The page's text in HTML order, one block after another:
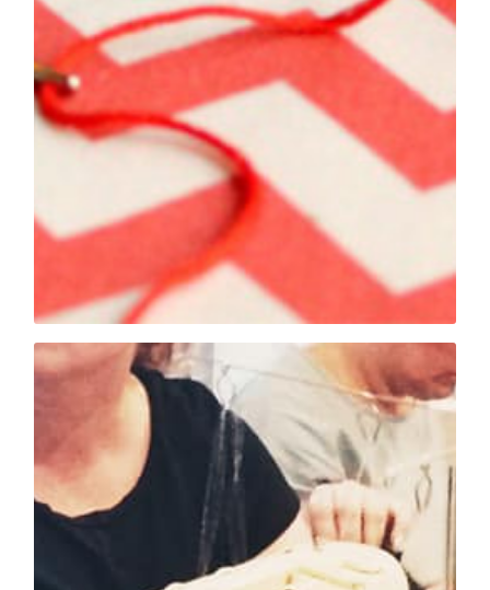
Des dimanches « couture », juste pour toi et ta
machine à coudre!
2 formules
CAFE COUTURE // 13.00 – 17.00 //
Venez avec vos idées, un projet textile, un modèle à
modifier, un joli tissu….Je vous accompagnerai dans